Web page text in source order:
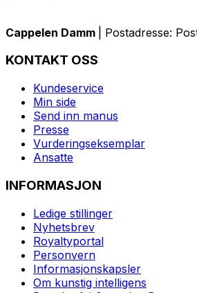
Cappelen Damm | Postadresse:
KONTAKT OSS
Kundeservice
Min side
Send inn manus
Presse
Vurderingseksemplar
Ansatte
INFORMASJON
Ledige stillinger
Nyhetsbrev
Royaltyportal
Personvern
Informasjonskapsler
Om kunstig intelligens